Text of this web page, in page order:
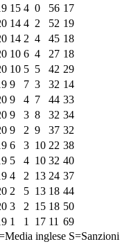
15 4 0 56 17
14 4 2 52 19
14 2 4 45 18
10 6 4 27 18
10 5 5 42 29
9 7 3 32 14
9 4 7 44 33
9 3 8 32 34
9 2 9 37 32
6 3 10 22 38
5 4 10 32 40
4 2 13 24 37
2 5 13 18 44
3 2 15 18 50
1 1 17 11 69
inglese S=Sanzioni